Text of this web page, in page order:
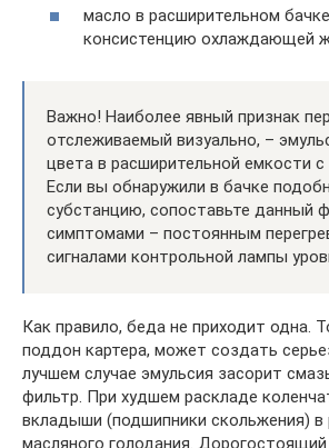
масло в расширительном
консистенцию охлаждающей
Важно! Наиболее явный признак
отслеживаемый визуально, –
цвета в расширительной емкости с
Если вы обнаружили в бачке
субстанцию, сопоставьте данный
симптомами – постоянным
сигналами контрольной лампы
Как правило, беда не приходит одна.
поддон картера, может создать
лучшем случае эмульсия засорит
фильтр. При худшем раскладе
вкладыши (подшипники скольжения) в
масляного голодания.